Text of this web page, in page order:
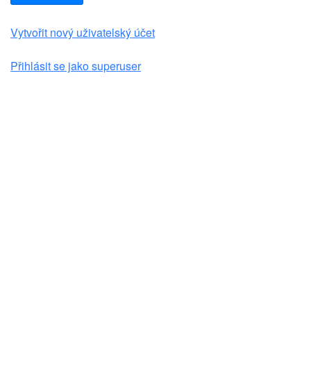
Vytvořit nový uživatelský účet
Přihlásit se jako superuser